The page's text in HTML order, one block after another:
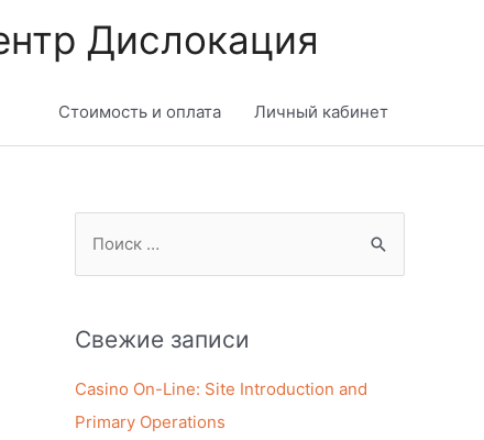
Дислокация
Стоимость и оплата Личный кабинет
о
с
к
:
Свежие записи
Casino On-Line: Site Introduction and
Primary Operations